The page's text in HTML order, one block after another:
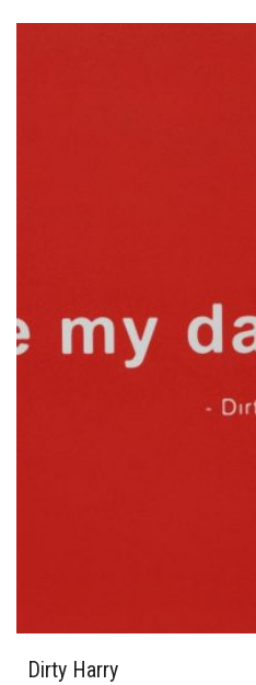
Dirty Harry